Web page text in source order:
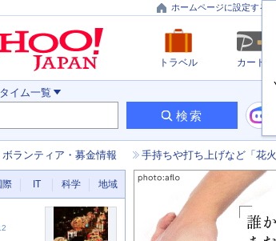
ホームページに設定する
トラベル カード
イム一覧
検索
ランティア・募金情報 手持ちや打ち上げなど「花
際 IT 科学 地域